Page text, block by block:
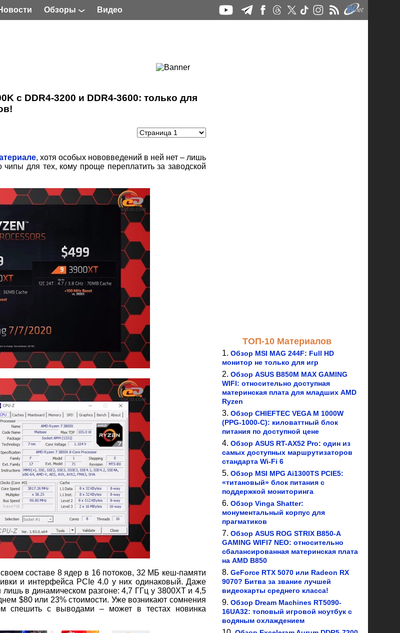
Обзоры Видео
с DDR4-3200 и DDR4-3600: только для
, хотя особых нововведений в ней нет – лишь
для тех, кому проще переплатить за заводской
составе 8 ядер в 16 потоков, 32 МБ кеш-памяти
и интерфейса PCIe 4.0 у них одинаковый. Даже
в динамическом разгоне: 4,7 ГГц у 3800XT и 4,5
$80 или 23% стоимости. Уже возникают сомнения
спешить с выводами – может в тестах новинка
ТОП-10 Материалов
Обзор MSI MAG 244F: Full HD
монитор не только для игр
Обзор ASUS B850M MAX GAMING
WIFI: относительно доступная
материнская плата для младших AMD
Ryzen
Обзор CHIEFTEC VEGA M 1000W
(PPG-1000-C): киловаттный блок
питания по доступной цене
Обзор ASUS RT-AX52 Pro: один из
самых доступных маршрутизаторов
стандарта Wi-Fi 6
Обзор MSI MPG Ai1300TS PCIE5:
«титановый» блок питания с
поддержкой мониторинга
Обзор Vinga Shatter:
монументальный корпус для
прагматиков
Обзор ASUS ROG STRIX B850-A
GAMING WIFI7 NEO: относительно
сбалансированная материнская плата
на AMD B850
GeForce RTX 5070 или Radeon RX
9070? Битва за звание лучшей
видеокарты среднего класса!
Обзор Dream Machines RT5090-
16UA32: топовый игровой ноутбук с
водяным охлаждением